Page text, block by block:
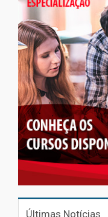
Últimas Notícias